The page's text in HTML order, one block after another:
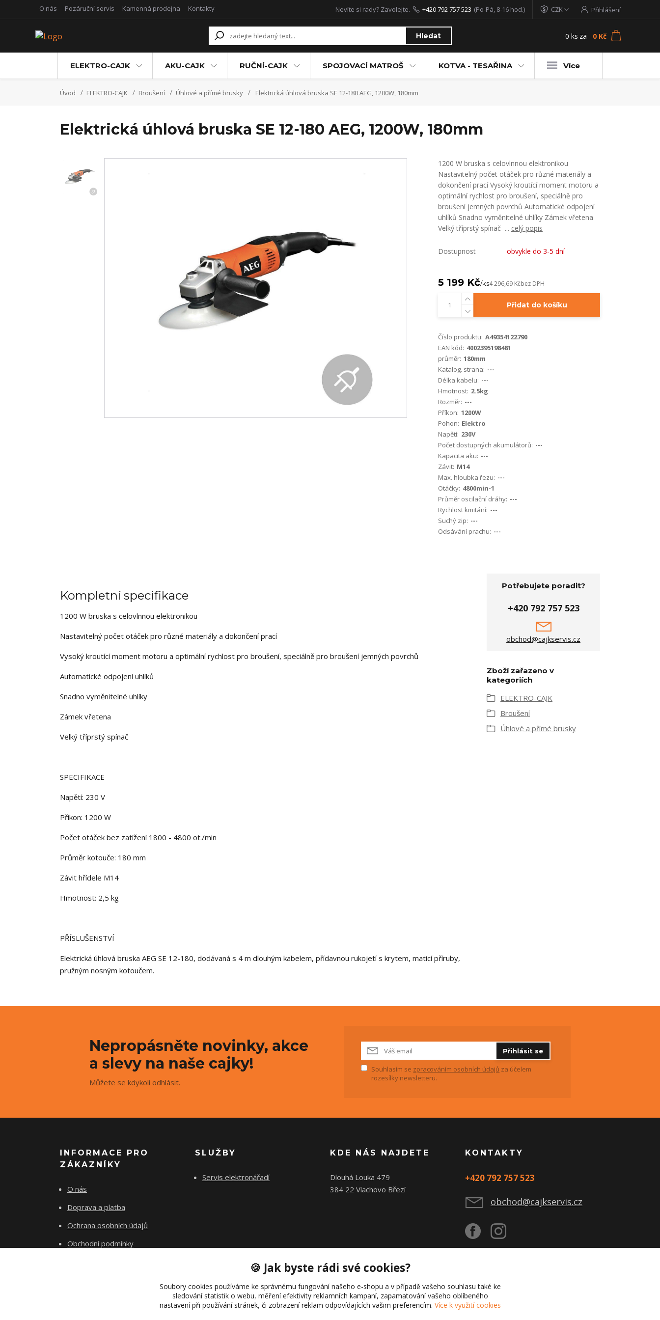
O nás Pozáruční servis Kamenná prodejna Kontakty CZK Přihlášení
Hledat
Nevíte si rady? Zavolejte. +420 792 757 523 (Po-Pá, 8-16 hod.)
0 ks za 0 Kč
ELEKTRO-CAJK AKU-CAJK RUČNÍ-CAJK SPOJOVACÍ MATROŠ KOTVA - TESAŘINA Více
Úvod ELEKTRO-CAJK Broušení Úhlové a přímé brusky Elektrická úhlová bruska SE 12-180 AEG, 1200W, 180mm
Elektrická úhlová bruska SE 12-180 AEG, 1200W, 180mm
1200 W bruska s celovlnnou elektronikou
Nastavitelný počet otáček pro různé materiály a
dokončení prací Vysoký kroutící moment motoru a
optimální rychlost pro broušení, speciálně pro
broušení jemných povrchů Automatické odpojení
uhlíků Snadno vyměnitelné uhlíky Zámek vřetena
Velký tříprstý spínač ... celý popis
Dostupnost obvykle do 3-5 dní
5 199 Kč/ks4 296,69 Kčbez DPH
Přidat do košíku
Číslo produktu: A49354122790
EAN kód: 4002395198481
průměr: 180mm
Katalog. strana: ---
Délka kabelu: ---
Hmotnost: 2.5kg
Rozměr: ---
Příkon: 1200W
Pohon: Elektro
Napětí: 230V
Počet dostupných akumulátorů: ---
Kapacita aku: ---
Závit: M14
Max. hloubka řezu: ---
Otáčky: 4800min-1
Průměr oscilační dráhy: ---
Rychlost kmitání: ---
Suchý zip: ---
Odsávání prachu: ---
Kompletní specifikace
1200 W bruska s celovlnnou elektronikou
Nastavitelný počet otáček pro různé materiály a dokončení prací
Vysoký kroutící moment motoru a optimální rychlost pro broušení, speciálně pro broušení jemných povrchů
Automatické odpojení uhlíků
Snadno vyměnitelné uhlíky
Zámek vřetena
Velký tříprstý spínač
SPECIFIKACE
Napětí: 230 V
Příkon: 1200 W
Počet otáček bez zatížení 1800 - 4800 ot./min
Průměr kotouče: 180 mm
Závit hřídele M14
Hmotnost: 2,5 kg
PŘÍSLUŠENSTVÍ
Elektrická úhlová bruska AEG SE 12-180, dodávaná s 4 m dlouhým kabelem, přídavnou rukojetí s krytem, maticí příruby,
pružným nosným kotoučem.
Potřebujete poradit?
+420 792 757 523
obchod@cajkservis.cz
Zboží zařazeno v
kategoriích
ELEKTRO-CAJK
Broušení
Úhlové a přímé brusky
Nepropásněte novinky, akce
a slevy na naše cajky!
Můžete se kdykoli odhlásit.
Přihlásit se
Souhlasím se zpracováním osobních údajů za účelem
rozesílky newsletteru.
INFORMACE PRO
ZÁKAZNÍKY
O nás
Doprava a platba
Ochrana osobních údajů
Obchodní podmínky
SLUŽBY
Servis elektronářadí
KDE NÁS NAJDETE
Dlouhá Louka 479
384 22 Vlachovo Březí
KONTAKTY
+420 792 757 523
obchod@cajkservis.cz
🍪 Jak byste rádi své cookies?
Soubory cookies používáme ke správnému fungování našeho e-shopu a v případě vašeho souhlasu také ke
sledování statistik o webu, měření efektivity reklamních kampaní, zapamatování vašeho oblíbeného
nastavení při používání stránek, či zobrazení reklam odpovídajících vašim preferencím. Více k využití cookies